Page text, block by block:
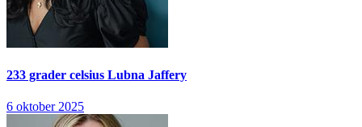
233 grader celsius Lubna Jaffery
6 oktober 2025